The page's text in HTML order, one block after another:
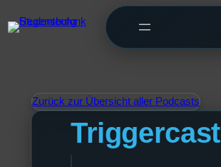
Zurück zur Übersicht aller Podcasts
Triggercast